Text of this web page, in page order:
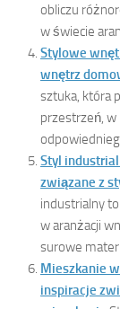
obliczu
w świecie
Stylowe
wnętrz
sztuka, która
przestrzeń,
Styl
związane z
industrialny
w aranżacji
surowe
Mieszkanie
inspiracje